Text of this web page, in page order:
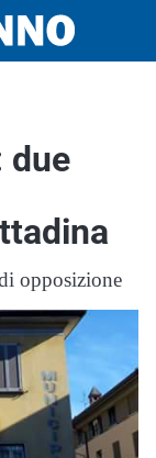
due
opposizione